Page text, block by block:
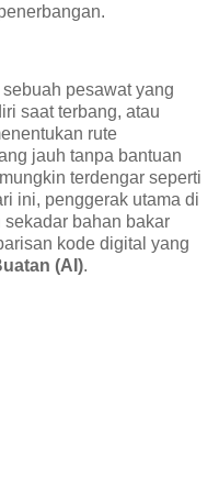
pesawat yang
saat terbang, atau
rute
jauh tanpa bantuan
terdengar seperti
ini, penggerak utama di
bahan bakar
kode digital yang
(AI).